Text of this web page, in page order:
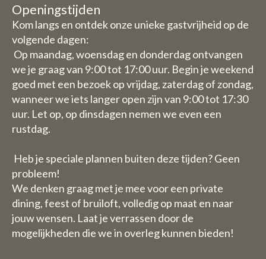
Openingstijden
Kom langs en ontdek onze unieke gastvrijheid op de
volgende dagen:
Op maandag, woensdag en donderdag ontvangen
we je graag van 9:00 tot 17:00 uur. Begin je weekend
goed met een bezoek op vrijdag, zaterdag of zondag,
wanneer we iets langer open zijn van 9:00 tot 17:30
uur. Let op, op dinsdagen nemen we even een
rustdag.
Heb je speciale plannen buiten deze tijden? Geen
probleem!
We denken graag met je mee voor een private
dining, feest of bruiloft, volledig op maat en naar
jouw wensen. Laat je verrassen door de
mogelijkheden die we in overleg kunnen bieden!